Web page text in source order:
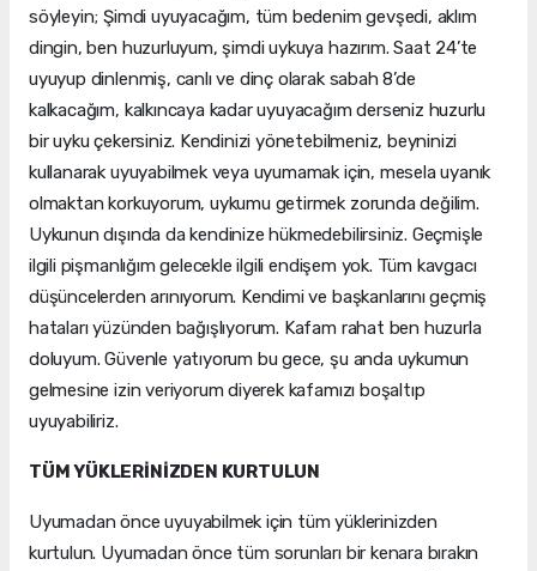
söyleyin; Şimdi uyuyacağım, tüm bedenim gevşedi, aklım
dingin, ben huzurluyum, şimdi uykuya hazırım. Saat 24’te
uyuyup dinlenmiş, canlı ve dinç olarak sabah 8’de
kalkacağım, kalkıncaya kadar uyuyacağım derseniz huzurlu
bir uyku çekersiniz. Kendinizi yönetebilmeniz, beyninizi
kullanarak uyuyabilmek veya uyumamak için, mesela uyanık
olmaktan korkuyorum, uykumu getirmek zorunda değilim.
Uykunun dışında da kendinize hükmedebilirsiniz. Geçmişle
ilgili pişmanlığım gelecekle ilgili endişem yok. Tüm kavgacı
düşüncelerden arınıyorum. Kendimi ve başkanlarını geçmiş
hataları yüzünden bağışlıyorum. Kafam rahat ben huzurla
doluyum. Güvenle yatıyorum bu gece, şu anda uykumun
gelmesine izin veriyorum diyerek kafamızı boşaltıp
uyuyabiliriz.
TÜM YÜKLERİNİZDEN KURTULUN
Uyumadan önce uyuyabilmek için tüm yüklerinizden
kurtulun. Uyumadan önce tüm sorunları bir kenara bırakın